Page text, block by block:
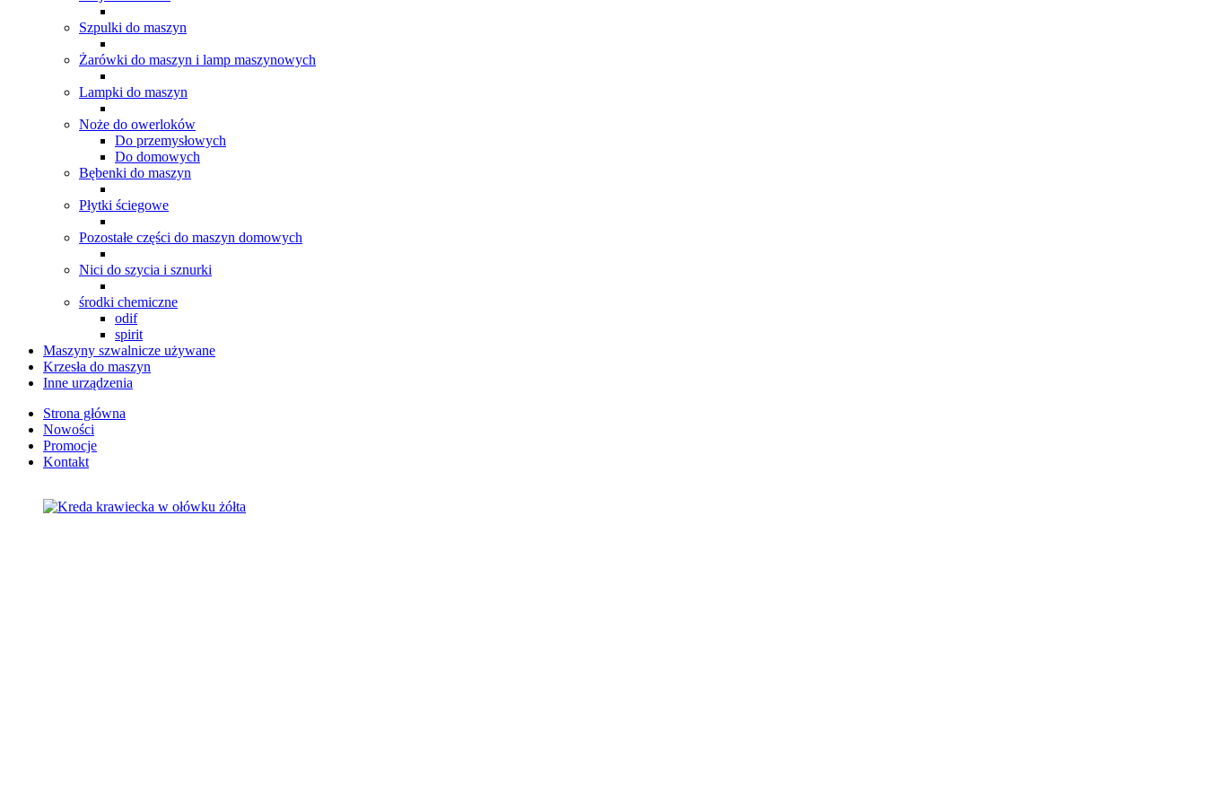
Szpulki do maszyn
Żarówki do maszyn i lamp maszynowych
Lampki do maszyn
Noże do owerloków
Do przemysłowych
Do domowych
Bębenki do maszyn
Płytki ściegowe
Pozostałe części do maszyn domowych
Nici do szycia i sznurki
środki chemiczne
odif
spirit
Maszyny szwalnicze używane
Krzesła do maszyn
Inne urządzenia
Strona główna
Nowości
Promocje
Kontakt